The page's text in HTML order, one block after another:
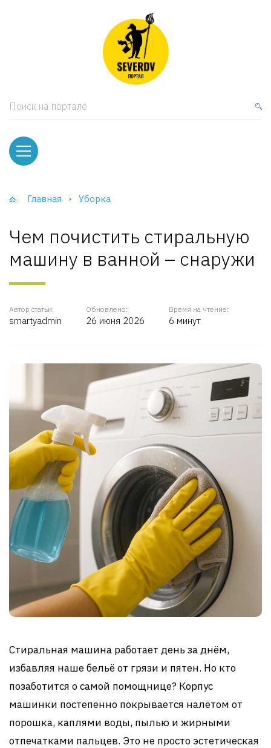
Поиск на портале
Главная Уборка
Чем почистить стиральную
машину в ванной – снаружи
Автор статьи:
smartyadmin
Обновлено:
26 июня 2026
Время на чтение:
6 минут
Стиральная машина работает день за днём,
избавляя наше бельё от грязи и пятен. Но кто
позаботится о самой помощнице? Корпус
машинки постепенно покрывается налётом от
порошка, каплями воды, пылью и жирными
отпечатками пальцев. Это не просто эстетическая
и тумбы